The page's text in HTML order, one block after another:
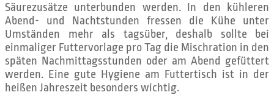
Säurezusätze unterbunden werden. In den kühleren
Abend- und Nachtstunden fressen die Kühe unter
Umständen mehr als tagsüber, deshalb sollte bei
einmaliger Futtervorlage pro Tag die Mischration in den
späten Nachmittagsstunden oder am Abend gefüttert
werden. Eine gute Hygiene am Futtertisch ist in der
heißen Jahreszeit besonders wichtig.